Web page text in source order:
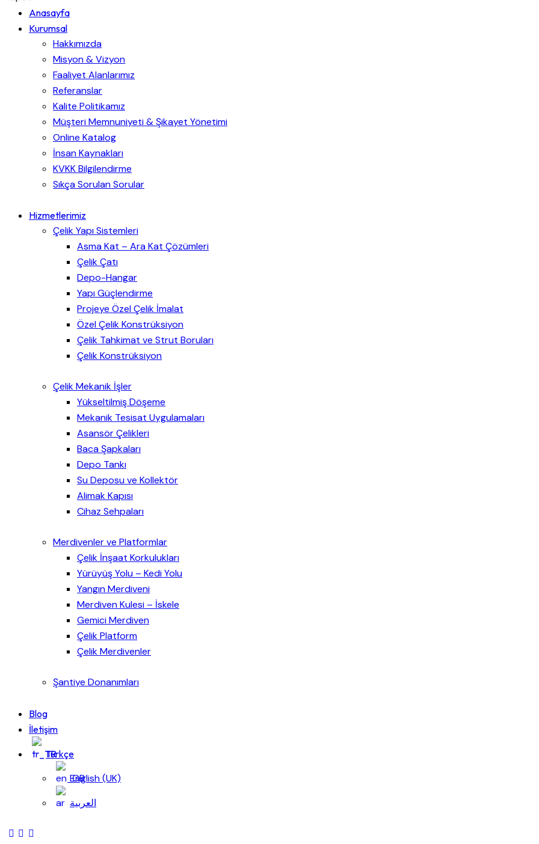
Anasayfa
Kurumsal
Hakkımızda
Misyon & Vizyon
Faaliyet Alanlarımız
Referanslar
Kalite Politikamız
Müşteri Memnuniyeti & Şikayet Yönetimi
Online Katalog
İnsan Kaynakları
KVKK Bilgilendirme
Sıkça Sorulan Sorular
Hizmetlerimiz
Çelik Yapı Sistemleri
Asma Kat – Ara Kat Çözümleri
Çelik Çatı
Depo-Hangar
Yapı Güçlendirme
Projeye Özel Çelik İmalat
Özel Çelik Konstrüksiyon
Çelik Tahkimat ve Strut Boruları
Çelik Konstrüksiyon
Çelik Mekanik İşler
Yükseltilmiş Döşeme
Mekanik Tesisat Uygulamaları
Asansör Çelikleri
Baca Şapkaları
Depo Tankı
Su Deposu ve Kollektör
Alimak Kapısı
Cihaz Sehpaları
Merdivenler ve Platformlar
Çelik İnşaat Korkulukları
Yürüyüş Yolu – Kedi Yolu
Yangın Merdiveni
Merdiven Kulesi – İskele
Gemici Merdiven
Çelik Platform
Çelik Merdivenler
Şantiye Donanımları
Blog
İletişim
Türkçe
English (UK)
العربية